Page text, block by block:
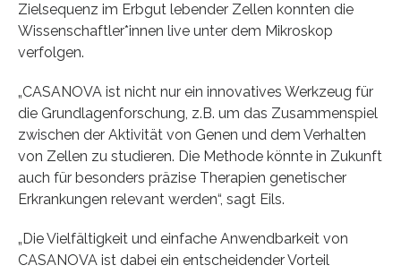
Zielsequenz im Erbgut lebender Zellen konnten die
Wissenschaftler*innen live unter dem Mikroskop
verfolgen.
„CASANOVA ist nicht nur ein innovatives Werkzeug für
die Grundlagenforschung, z.B. um das Zusammenspiel
zwischen der Aktivität von Genen und dem Verhalten
von Zellen zu studieren. Die Methode könnte in Zukunft
auch für besonders präzise Therapien genetischer
Erkrankungen relevant werden“, sagt Eils.
„Die Vielfältigkeit und einfache Anwendbarkeit von
CASANOVA ist dabei ein entscheidender Vorteil